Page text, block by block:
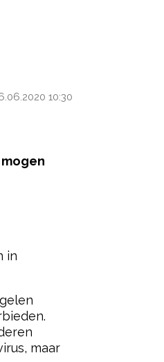
10:30
in
maar